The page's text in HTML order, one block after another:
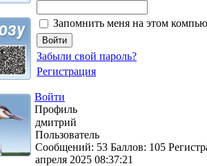
Запомнить меня на этом
Забыли свой пароль?
Регистрация
Войти
Профиль
дмитрий
Пользователь
Сообщений: 53 Баллов: 105
апреля 2025 08:37:21